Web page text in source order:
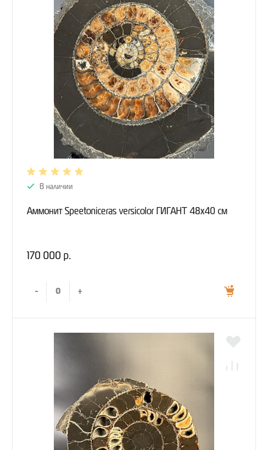
В наличии
Аммонит Speetoniceras versicolor ГИГАНТ 48х40 см
170 000 р.
- +